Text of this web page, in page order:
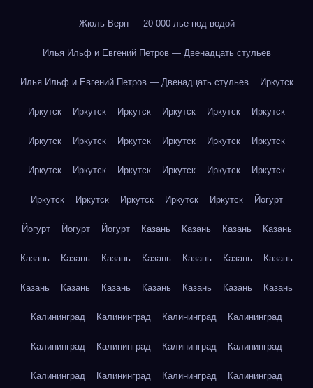
Жюль Верн — 20 000 лье под водой
Илья Ильф и Евгений Петров — Двенадцать стульев
Илья Ильф и Евгений Петров — Двенадцать стульев Иркутск
Иркутск Иркутск Иркутск Иркутск Иркутск Иркутск
Иркутск Иркутск Иркутск Иркутск Иркутск Иркутск
Иркутск Иркутск Иркутск Иркутск Иркутск Иркутск
Иркутск Иркутск Иркутск Иркутск Иркутск Йогурт
Йогурт Йогурт Йогурт Казань Казань Казань Казань
Казань Казань Казань Казань Казань Казань Казань
Казань Казань Казань Казань Казань Казань Казань
Калининград Калининград Калининград Калининград
Калининград Калининград Калининград Калининград
Калининград Калининград Калининград Калининград